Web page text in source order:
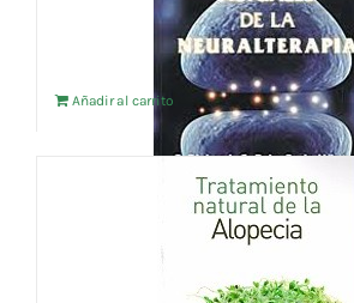
IVA no incluído
Añadir al carrito
TRATAMIENTO NATURAL DE